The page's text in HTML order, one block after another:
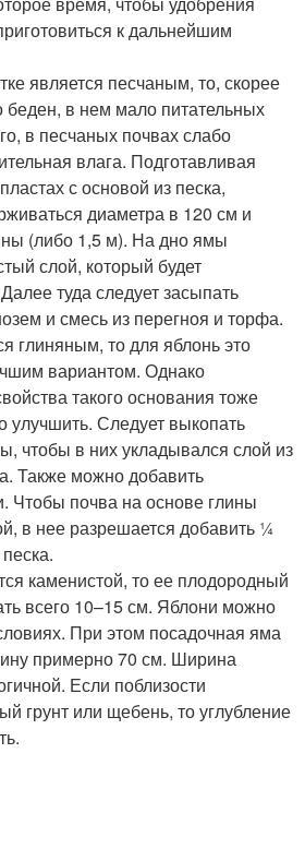
к дальнейшим
является песчаным, то, скорее
беден, в нем мало питательных
в песчаных почвах слабо
влага. Подготавливая
с основой из песка,
диаметра в 120 см и
(либо 1,5 м). На дно ямы
слой, который будет
туда следует засыпать
и смесь из перегноя и торфа.
глиняным, то для яблонь это
вариантом. Однако
такого основания тоже
Следует выкопать
чтобы в них укладывался слой из
Также можно добавить
Чтобы почва на основе глины
в нее разрешается добавить ¼
каменистой, то ее плодородный
всего 10–15 см. Яблони можно
При этом посадочная яма
примерно 70 см. Ширина
Если поблизости
грунт или щебень, то углубление